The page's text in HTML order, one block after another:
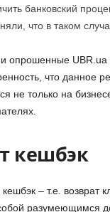
банковский
что в таком
опрошенные UBR.ua
что данное
не только на
кешбэк
– т.е. возврат
разумеющимся